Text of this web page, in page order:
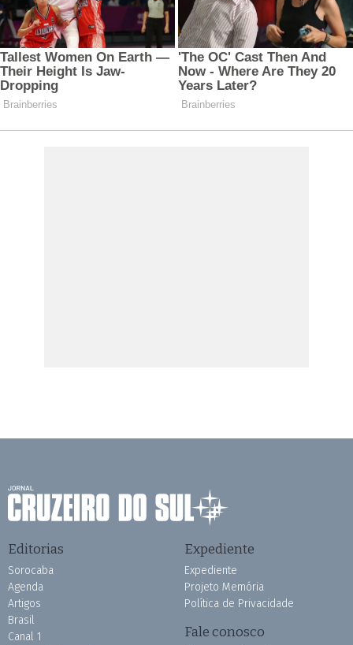
Editorias
Sorocaba
Agenda
Artigos
Brasil
Canal 1
Expediente
Expediente
Projeto Memória
Política de Privacidade
Fale conosco